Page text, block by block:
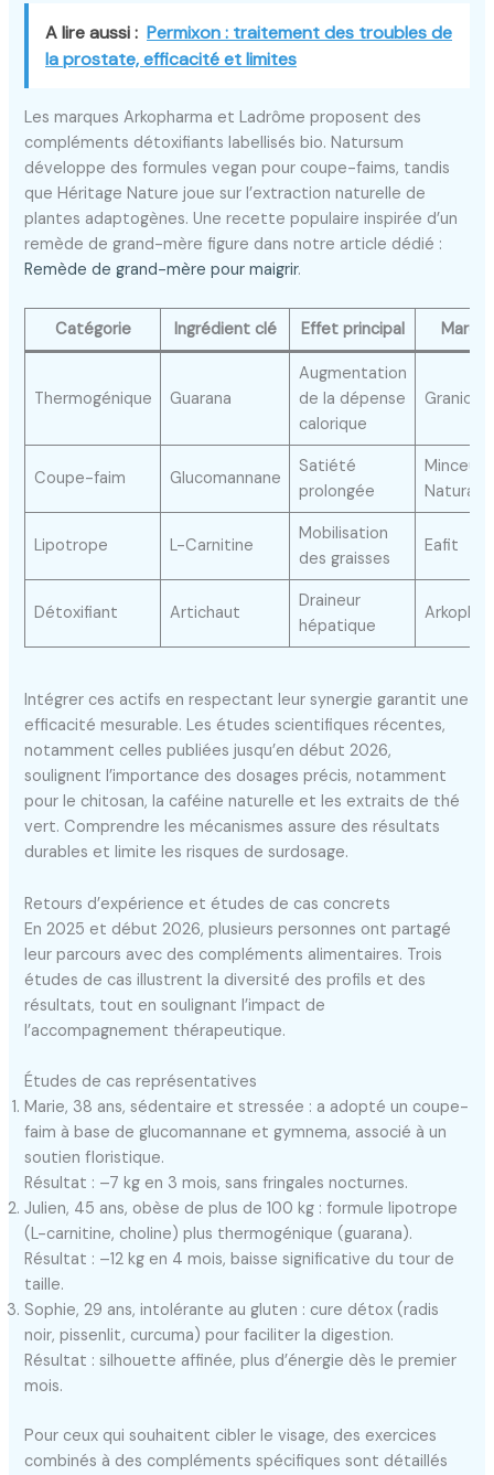
A lire aussi : Permixon : traitement des troubles de
la prostate, efficacité et limites
Les marques Arkopharma et Ladrôme proposent des
compléments détoxifiants labellisés bio. Natursum
développe des formules vegan pour coupe-faims, tandis
que Héritage Nature joue sur l’extraction naturelle de
plantes adaptogènes. Une recette populaire inspirée d’un
remède de grand-mère figure dans notre article dédié :
Remède de grand-mère pour maigrir.
Catégorie Ingrédient clé Effet principal
Thermogénique Guarana
Augmentation
de la dépense
calorique
Granions
Coupe-faim Glucomannane
Satiété
prolongée
Min­ceur
Naturale
Lipotrope L-Carnitine
Mobilisation
des graisses
Eafit
Détoxifiant Artichaut
Draineur
hépatique
Intégrer ces actifs en respectant leur synergie garantit une
efficacité mesurable. Les études scientifiques récentes,
notamment celles publiées jusqu’en début 2026,
soulignent l’importance des dosages précis, notamment
pour le chitosan, la caféine naturelle et les extraits de thé
vert. Comprendre les mécanismes assure des résultats
durables et limite les risques de surdosage.
Retours d’expérience et études de cas concrets
En 2025 et début 2026, plusieurs personnes ont partagé
leur parcours avec des compléments alimentaires. Trois
études de cas illustrent la diversité des profils et des
résultats, tout en soulignant l’impact de
l’accompagnement thérapeutique.
Études de cas représentatives
Marie, 38 ans, sédentaire et stressée : a adopté un coupe-
faim à base de glucomannane et gymnema, associé à un
soutien floristique.
Résultat : –7 kg en 3 mois, sans fringales nocturnes.
Julien, 45 ans, obèse de plus de 100 kg : formule lipotrope
(L-carnitine, choline) plus thermogénique (guarana).
Résultat : –12 kg en 4 mois, baisse significative du tour de
taille.
Sophie, 29 ans, intolérante au gluten : cure détox (radis
noir, pissenlit, curcuma) pour faciliter la digestion.
Résultat : silhouette affinée, plus d’énergie dès le premier
mois.
Pour ceux qui souhaitent cibler le visage, des exercices
combinés à des compléments spécifiques sont détaillés